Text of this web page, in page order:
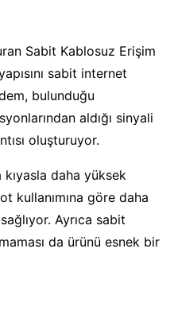
Sabit Kablosuz Erişim
sabit internet
bulunduğu
aldığı sinyali
oluşturuyor.
daha yüksek
kullanımına göre daha
Ayrıca sabit
da ürünü esnek bir